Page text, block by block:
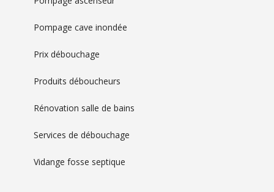
Pompage cave inondée
Prix débouchage
Produits déboucheurs
Rénovation salle de bains
Services de débouchage
Vidange fosse septique